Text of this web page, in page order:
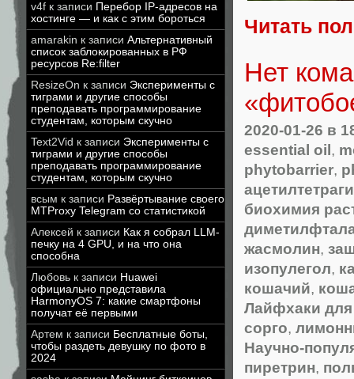
v4f к записи Перебор IP-адресов на
хостинге — и как с этим бороться
amarakin к записи Альтернативный
список заблокированных в РФ
ресурсов Re:filter
ResizeOn к записи Эксперименты с
тиграми и другие способы
преподавать программирование
студентам, которым скучно
Text2Vid к записи Эксперименты с
тиграми и другие способы
преподавать программирование
студентам, которым скучно
всым к записи Развёртывание своего
MTProxy Telegram со статистикой
Алексей к записи Как я собрал LLM-
печку на 4 GPU, и на что она
способна
Любовь к записи Huawei
официально представила
HarmonyOS 7: какие смартфоны
получат её первыми
Артем к записи Бесплатные боты,
чтобы раздеть девушку по фото в
2024
Читать
Нет
2020-01-26 в
essential oil,
phytobarrier,
биохимия
жасмолин,
изопулегол,
кошачий,
Лайфхаки для
сорго,
Научно-
пиретрин,